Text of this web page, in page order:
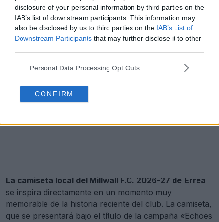
disclosure of your personal information by third parties on the
IAB’s list of downstream participants. This information may
also be disclosed by us to third parties on the IAB’s List of
Downstream Participants that may further disclose it to other
Personal Data Processing Opt Outs
CONFIRM
La camiseta local del Millwall F.C. 2026-27 de Errea
se inspira directamente en un momento muy
memorable de la historia reciente del club. La camiseta,
que se presentará bajo el título de la campaña «Echoes